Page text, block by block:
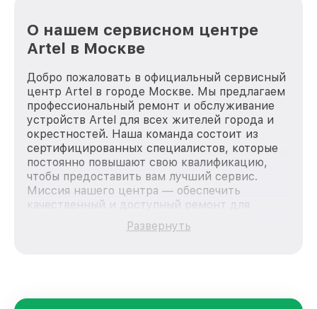
О нашем сервисном центре
Artel в Москве
Добро пожаловать в официальный сервисный
центр Artel в городе Москве. Мы предлагаем
профессиональный ремонт и обслуживание
устройств Artel для всех жителей города и
окрестностей. Наша команда состоит из
сертифицированных специалистов, которые
постоянно повышают свою квалификацию,
чтобы предоставить вам лучший сервис.
Миссия нашего центра — обеспечить
качественный и доступный ремонт для
каждого пользователя продукции Artel, вне
зависимости от сложности поломки. Мы
Развернуть